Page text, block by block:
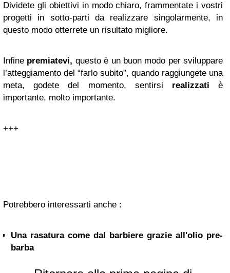
Dividete gli obiettivi in modo chiaro, frammentate i vostri
progetti in sotto-parti da realizzare singolarmente, in
questo modo otterrete un risultato migliore.
Infine premiatevi, questo è un buon modo per sviluppare
l’atteggiamento del “farlo subito”, quando raggiungete una
meta, godete del momento, sentirsi realizzatiè
importante, molto importante.
+++
Potrebbero interessarti anche :
Una rasatura come dal barbiere grazie all'olio pre-
barba